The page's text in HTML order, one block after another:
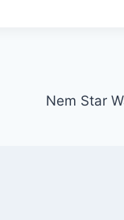
Nem Star